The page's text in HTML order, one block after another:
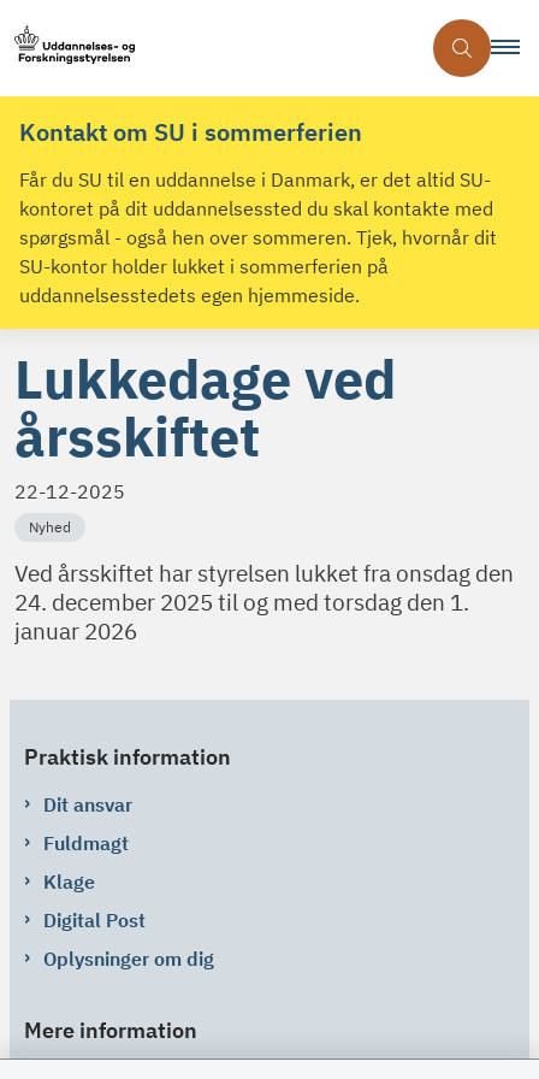
Kontakt om SU i sommerferien
Får du SU til en uddannelse i Danmark, er det altid SU-
kontoret på dit uddannelsessted du skal kontakte med
spørgsmål - også hen over sommeren. Tjek, hvornår dit
SU-kontor holder lukket i sommerferien på
uddannelsesstedets egen hjemmeside.
Lukkedage ved
årsskiftet
22-12-2025
Nyhed
Ved årsskiftet har styrelsen lukket fra onsdag den
24. december 2025 til og med torsdag den 1.
januar 2026
Praktisk information
Dit ansvar
Fuldmagt
Klage
Digital Post
Oplysninger om dig
Mere information